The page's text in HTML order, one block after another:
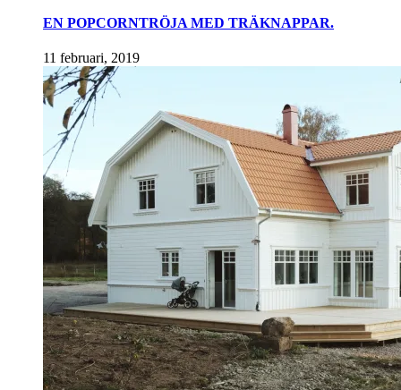
EN POPCORNTRÖJA MED TRÄKNAPPAR.
11 februari, 2019